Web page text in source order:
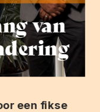
van
een fikse